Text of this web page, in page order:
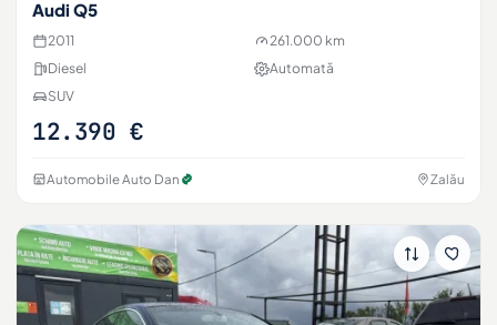
Audi Q5
2011
261.000 km
Diesel
Automată
SUV
12.390 €
Automobile Auto Dan Zalău